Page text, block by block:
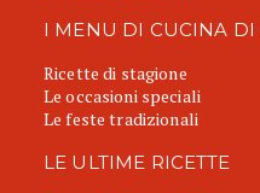
I MENU DI CUCINA DI
Ricette di stagione
Le occasioni speciali
Le feste tradizionali
LE ULTIME RICETTE